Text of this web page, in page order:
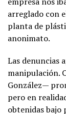
arreglado con
planta de
anonimato.
Las denuncias
manipulación.
González—
pero en
obtenidas bajo